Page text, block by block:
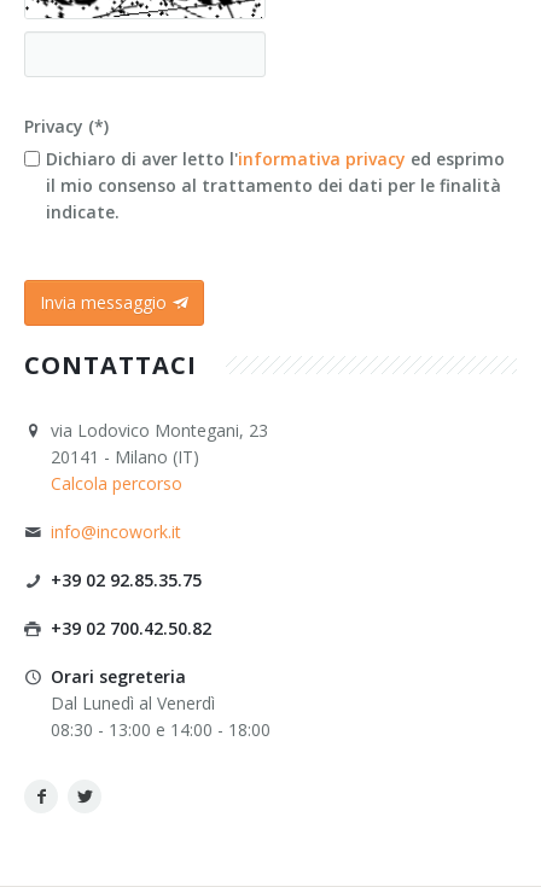
Privacy (*)
Dichiaro di aver letto l'informativa privacy ed esprimo
il mio consenso al trattamento dei dati per le finalità
indicate.
Invia messaggio
CONTATTACI
via Lodovico Montegani, 23
20141 - Milano (IT)
Calcola percorso
info@incowork.it
+39 02 92.85.35.75
+39 02 700.42.50.82
Orari segreteria
Dal Lunedì al Venerdì
08:30 - 13:00 e 14:00 - 18:00